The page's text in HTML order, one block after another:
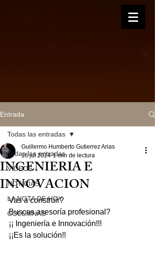
Entrada
Todas las entradas
VIDEOS
NOTICIAS
LA NOTA DE HOY
COLUMNAS
Todas las entradas
INGENIERIA E
INNOVACION
Guillermo Humberto Gutierrez Arias
16 jul 2024 1 min de lectura
Vas a construir?
Buscas asesoría profesional?
¡¡ Ingeniería e Innovación!!!
¡¡Es la solución!!